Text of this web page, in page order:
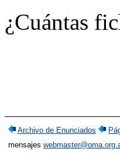
¿Cuántas
Archivo de Enunciados
mensajes